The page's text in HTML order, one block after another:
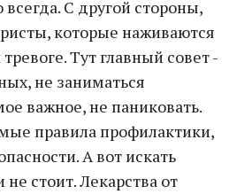
всегда. С другой стороны,
которые наживаются
Тут главный совет -
не заниматься
важное, не паниковать.
правила профилактики,
А вот искать
стоит. Лекарства от